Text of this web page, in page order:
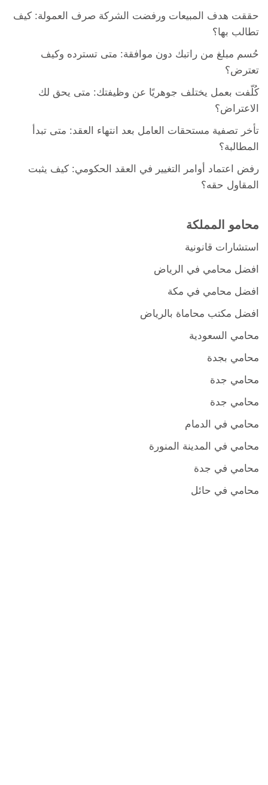
حققت هدف المبيعات ورفضت الشركة صرف العمولة: كيف
تطالب بها؟
حُسم مبلغ من راتبك دون موافقة: متى تسترده وكيف
تعترض؟
كُلّفت بعمل يختلف جوهريًا عن وظيفتك: متى يحق لك
الاعتراض؟
تأخر تصفية مستحقات العامل بعد انتهاء العقد: متى تبدأ
المطالبة؟
رفض اعتماد أوامر التغيير في العقد الحكومي: كيف يثبت
المقاول حقه؟
محامو المملكة
استشارات قانونية
افضل محامي في الرياض
افضل محامي في مكة
افضل مكتب محاماة بالرياض
محامي السعودية
محامي بجدة
محامي جدة
محامي جدة
محامي في الدمام
محامي في المدينة المنورة
محامي في جدة
محامي في حائل